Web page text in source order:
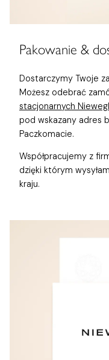
Pakowanie &
Dostarczymy Twoje
Możesz odebrać
stacjonarnych
pod wskazany adres
Paczkomacie.
Współpracujemy z
dzięki którym
kraju.